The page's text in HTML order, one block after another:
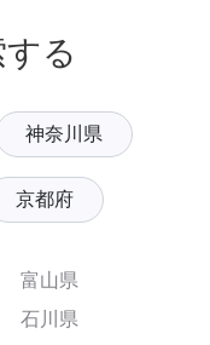
る
神奈川県
京都府
富山県
石川県